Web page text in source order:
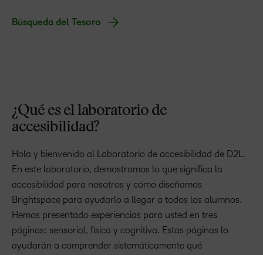
Búsqueda del Tesoro
¿Qué es el laboratorio de
accesibilidad?
Hola y bienvenido al Laboratorio de accesibilidad de D2L.
En este laboratorio, demostramos lo que significa la
accesibilidad para nosotros y cómo diseñamos
Brightspace para ayudarlo a llegar a todos los alumnos.
Hemos presentado experiencias para usted en tres
páginas: sensorial, física y cognitiva. Estas páginas lo
ayudarán a comprender sistemáticamente qué